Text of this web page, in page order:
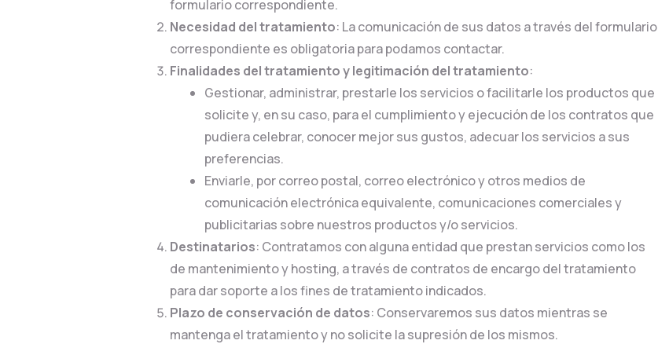
formulario correspondiente.
Necesidad del tratamiento: La comunicación de sus datos a través del formulario
correspondiente es obligatoria para podamos contactar.
Finalidades del tratamiento y legitimación del tratamiento:
Gestionar, administrar, prestarle los servicios o facilitarle los productos que
solicite y, en su caso, para el cumplimiento y ejecución de los contratos que
pudiera celebrar, conocer mejor sus gustos, adecuar los servicios a sus
preferencias.
Enviarle, por correo postal, correo electrónico y otros medios de
comunicación electrónica equivalente, comunicaciones comerciales y
publicitarias sobre nuestros productos y/o servicios.
Destinatarios: Contratamos con alguna entidad que prestan servicios como los
de mantenimiento y hosting, a través de contratos de encargo del tratamiento
para dar soporte a los fines de tratamiento indicados.
Plazo de conservación de datos: Conservaremos sus datos mientras se
mantenga el tratamiento y no solicite la supresión de los mismos.